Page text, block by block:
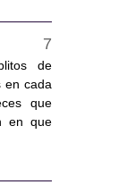
de
en cada
que
en que